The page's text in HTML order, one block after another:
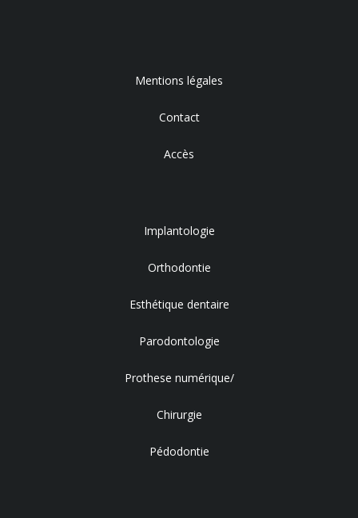
Mentions légales
Contact
Accès
Implantologie
Orthodontie
Esthétique dentaire
Parodontologie
Prothese numérique/
Chirurgie
Pédodontie